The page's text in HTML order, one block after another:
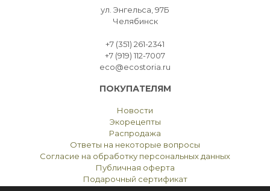
ул. Энгельса, 97Б
Челябинск
+7 (351) 261-2341
+7 (919) 112-7007
eco@ecostoria.ru
ПОКУПАТЕЛЯМ
Новости
Экорецепты
Распродажа
Ответы на некоторые вопросы
Согласие на обработку персональных данных
Публичная оферта
Подарочный сертификат